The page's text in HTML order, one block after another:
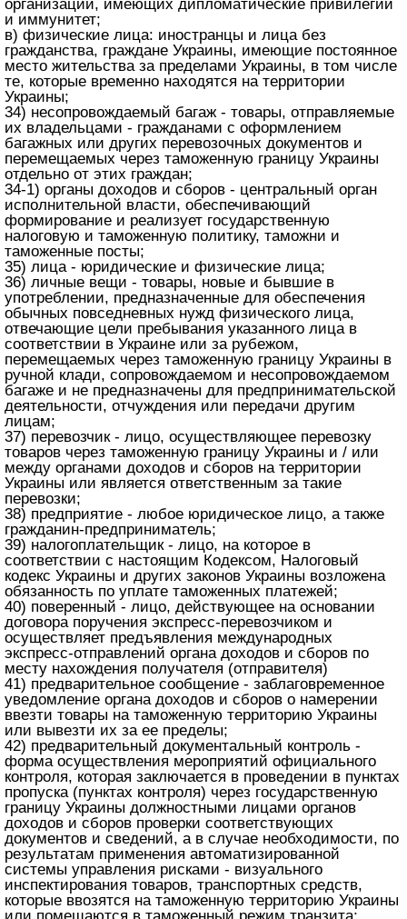
организаций, имеющих дипломатические привилегии
и иммунитет;
в) физические лица: иностранцы и лица без
гражданства, граждане Украины, имеющие постоянное
место жительства за пределами Украины, в том числе
те, которые временно находятся на территории
Украины;
34) несопровождаемый багаж - товары, отправляемые
их владельцами - гражданами с оформлением
багажных или других перевозочных документов и
перемещаемых через таможенную границу Украины
отдельно от этих граждан;
34-1) органы доходов и сборов - центральный орган
исполнительной власти, обеспечивающий
формирование и реализует государственную
налоговую и таможенную политику, таможни и
таможенные посты;
35) лица - юридические и физические лица;
36) личные вещи - товары, новые и бывшие в
употреблении, предназначенные для обеспечения
обычных повседневных нужд физического лица,
отвечающие цели пребывания указанного лица в
соответствии в Украине или за рубежом,
перемещаемых через таможенную границу Украины в
ручной клади, сопровождаемом и несопровождаемом
багаже ​​и не предназначены для предпринимательской
деятельности, отчуждения или передачи другим
лицам;
37) перевозчик - лицо, осуществляющее перевозку
товаров через таможенную границу Украины и / или
между органами доходов и сборов на территории
Украины или является ответственным за такие
перевозки;
38) предприятие - любое юридическое лицо, а также
гражданин-предприниматель;
39) налогоплательщик - лицо, на которое в
соответствии с настоящим Кодексом, Налоговый
кодекс Украины и других законов Украины возложена
обязанность по уплате таможенных платежей;
40) поверенный - лицо, действующее на основании
договора поручения экспресс-перевозчиком и
осуществляет предъявления международных
экспресс-отправлений органа доходов и сборов по
месту нахождения получателя (отправителя)
41) предварительное сообщение - заблаговременное
уведомление органа доходов и сборов о намерении
ввезти товары на таможенную территорию Украины
или вывезти их за ее пределы;
42) предварительный документальный контроль -
форма осуществления мероприятий официального
контроля, которая заключается в проведении в пунктах
пропуска (пунктах контроля) через государственную
границу Украины должностными лицами органов
доходов и сборов проверки соответствующих
документов и сведений, а в случае необходимости, по
результатам применения автоматизированной
системы управления рисками - визуального
инспектирования товаров, транспортных средств,
которые ввозятся на таможенную территорию Украины
или помещаются в таможенный режим транзита;